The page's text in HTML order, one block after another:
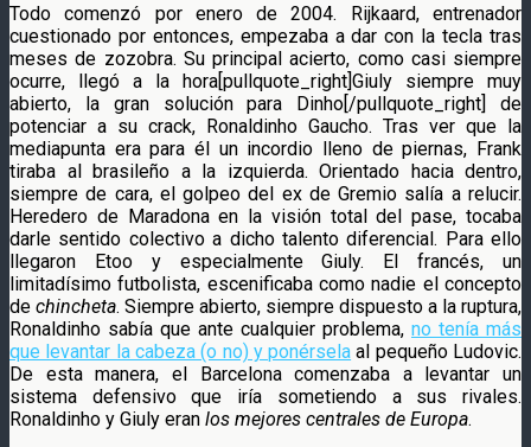
Todo comenzó por enero de 2004. Rijkaard, entrenador
cuestionado por entonces, empezaba a dar con la tecla tras
meses de zozobra. Su principal acierto, como casi siempre
ocurre, llegó a la hora[pullquote_right]Giuly siempre muy
abierto, la gran solución para Dinho[/pullquote_right] de
potenciar a su crack, Ronaldinho Gaucho. Tras ver que la
mediapunta era para él un incordio lleno de piernas, Frank
tiraba al brasileño a la izquierda. Orientado hacia dentro,
siempre de cara, el golpeo del ex de Gremio salía a relucir.
Heredero de Maradona en la visión total del pase, tocaba
darle sentido colectivo a dicho talento diferencial. Para ello
llegaron Etoo y especialmente Giuly. El francés, un
limitadísimo futbolista, escenificaba como nadie el concepto
de chincheta. Siempre abierto, siempre dispuesto a la ruptura,
Ronaldinho sabía que ante cualquier problema, no tenía más
que levantar la cabeza (o no) y ponérsela al pequeño Ludovic.
De esta manera, el Barcelona comenzaba a levantar un
sistema defensivo que iría sometiendo a sus rivales.
Ronaldinho y Giuly eran los mejores centrales de Europa.